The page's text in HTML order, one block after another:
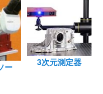
ー 3次元測定器